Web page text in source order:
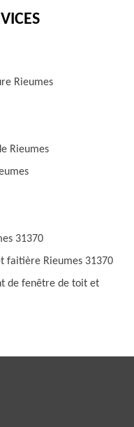
Rieumes
Rieumes
31370
faitière Rieumes 31370
de fenêtre de toit et